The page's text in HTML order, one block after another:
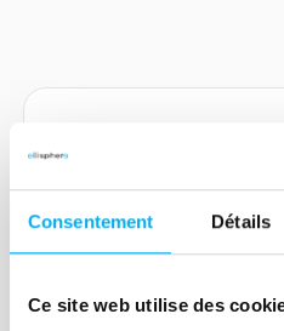
Consentement Détails
Ce site web utilise des
Scoring : des
adaptées à vos
07 avril 2022 Risk